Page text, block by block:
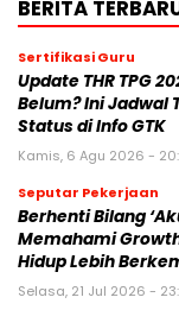
BERITA
Sertifikasi Guru
Update THR TPG
Belum? Ini Jadwal
Status di Info GTK
Kamis, 6 Agu 2026 -
Seputar Pekerjaan
Berhenti Bilang
Memahami
Hidup Lebih
Selasa, 21 Jul 2026 -